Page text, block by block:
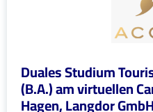
Duales Studium
(B.A.) am virtuellen
Hagen, Langdor GmbH